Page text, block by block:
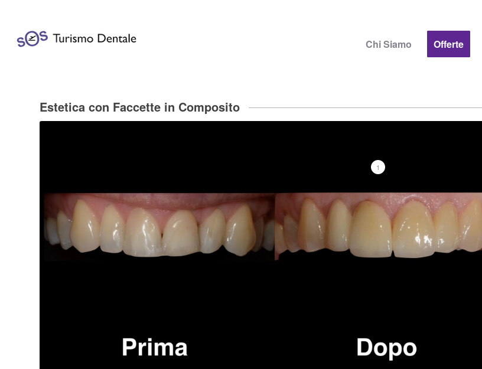
Chi Siamo Offerte
Estetica con Faccette in Composito
1